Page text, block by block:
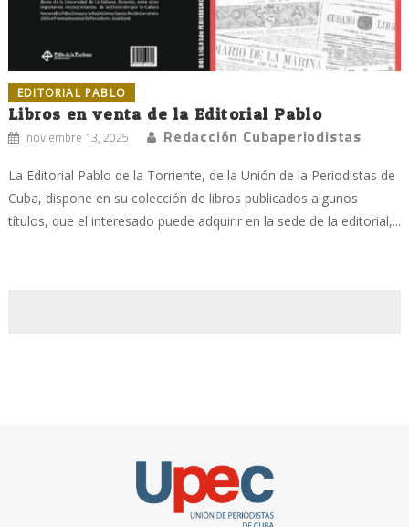
EDITORIAL PABLO
Libros en venta de la Editorial Pablo
noviembre 13, 2025 Redacción Cubaperiodistas
La Editorial Pablo de la Torriente, de la Unión de la Periodistas de
Cuba, dispone en su colección de libros publicados algunos
títulos, que el interesado puede adquirir en la sede de la editorial,...